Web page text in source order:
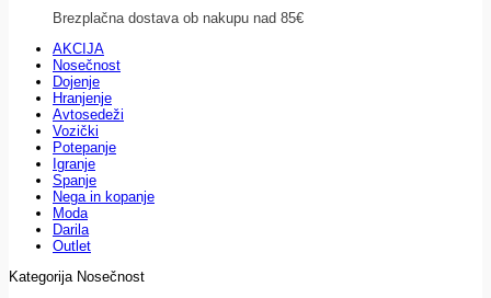
Brezplačna dostava ob nakupu nad 85€
AKCIJA
Nosečnost
Dojenje
Hranjenje
Avtosedeži
Vozički
Potepanje
Igranje
Spanje
Nega in kopanje
Moda
Darila
Outlet
Kategorija Nosečnost